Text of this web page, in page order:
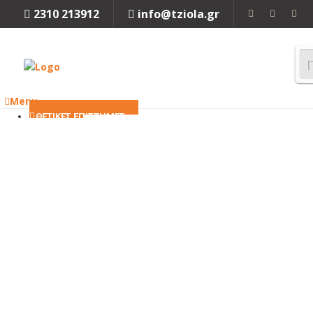
info@tziola.gr
2310 213912
Menu
ΘΕΤΙΚΕΣ ΕΠΙΣΤΗΜΕΣ